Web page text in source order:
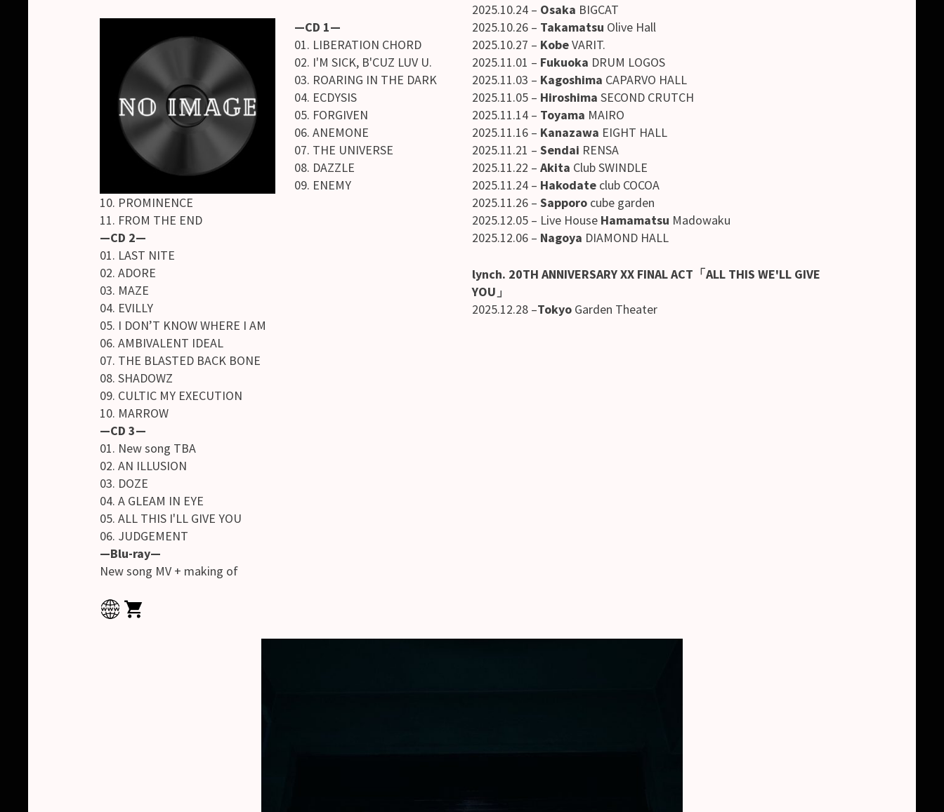
—CD 1—
01. LIBERATION CHORD
02. I'M SICK, B'CUZ LUV U.
03. ROARING IN THE DARK
04. ECDYSIS
05. FORGIVEN
06. ANEMONE
07. THE UNIVERSE
08. DAZZLE
09. ENEMY
10. PROMINENCE
11. FROM THE END
—CD 2—
01. LAST NITE
02. ADORE
03. MAZE
04. EVILLY
05. I DON’T KNOW WHERE I AM
06. AMBIVALENT IDEAL
07. THE BLASTED BACK BONE
08. SHADOWZ
09. CULTIC MY EXECUTION
10. MARROW
—CD 3—
01. New song TBA
02. AN ILLUSION
03. DOZE
04. A GLEAM IN EYE
05. ALL THIS I'LL GIVE YOU
06. JUDGEMENT
—Blu-ray—
New song MV + making of
2025.10.24 – Osaka BIGCAT
2025.10.26 – Takamatsu Olive Hall
2025.10.27 – KobeVARIT.
2025.11.01 – Fukuoka DRUM LOGOS
2025.11.03 – Kagoshima CAPARVO HALL
2025.11.05 – Hiroshima SECOND CRUTCH
2025.11.14 – Toyama MAIRO
2025.11.16 – Kanazawa EIGHT HALL
2025.11.21 – Sendai RENSA
2025.11.22 – Akita Club SWINDLE
2025.11.24 – Hakodateclub COCOA
2025.11.26 – Sapporocube garden
2025.12.05 – Live House Hamamatsu Madowaku
2025.12.06 – Nagoya DIAMOND HALL
lynch. 20TH ANNIVERSARY XX FINAL ACT「ALL THIS WE'LL GIVE
YOU」
2025.12.28 –TokyoGarden Theater